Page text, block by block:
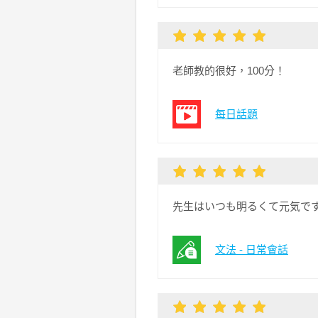
老師教的很好，100分！
每日話題
先生はいつも明るくて元気で
文法 - 日常會話